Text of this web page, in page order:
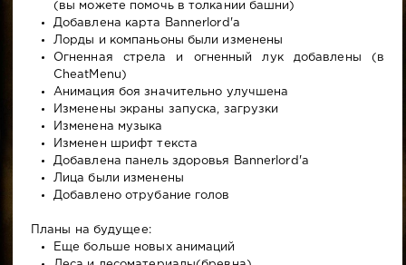
(вы можете помочь в толкании башни)
Добавлена карта Bannerlord'a
Лорды и компаньоны были изменены
Огненная стрела и огненный лук добавлены (в
CheatMenu)
Анимация боя значительно улучшена
Изменены экраны запуска, загрузки
Изменена музыка
Изменен шрифт текста
Добавлена панель здоровья Bannerlord'a
Лица были изменены
Добавлено отрубание голов
Планы на будущее:
Еще больше новых анимаций